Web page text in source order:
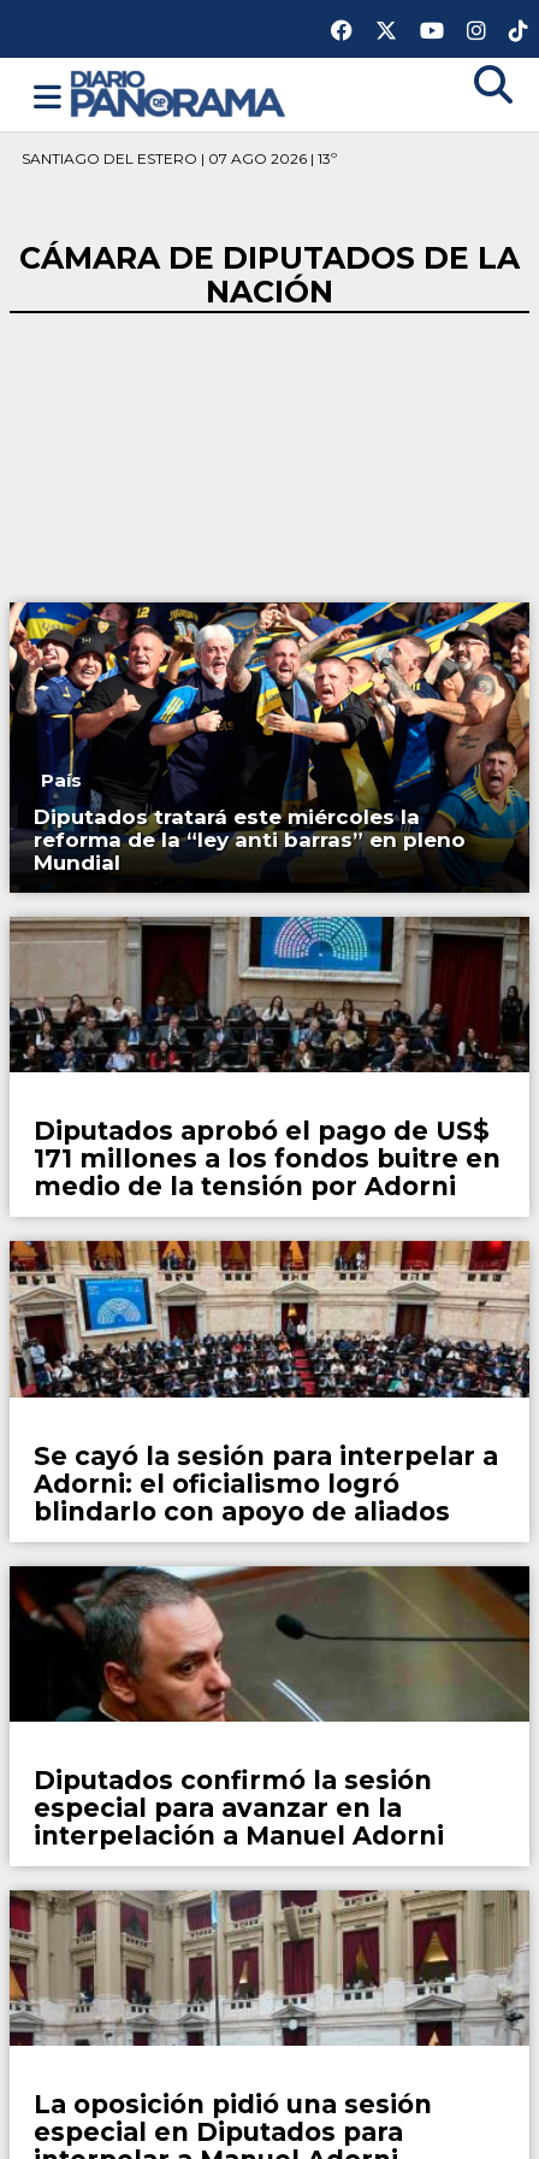
SANTIAGO DEL ESTERO | 07 AGO 2026 | 13º
CÁMARA DE DIPUTADOS DE LA
NACIÓN
País
Diputados tratará este miércoles la
reforma de la “ley anti barras” en pleno
Mundial
Diputados aprobó el pago de US$
171 millones a los fondos buitre en
medio de la tensión por Adorni
Se cayó la sesión para interpelar a
Adorni: el oficialismo logró
blindarlo con apoyo de aliados
Diputados confirmó la sesión
especial para avanzar en la
interpelación a Manuel Adorni
La oposición pidió una sesión
especial en Diputados para